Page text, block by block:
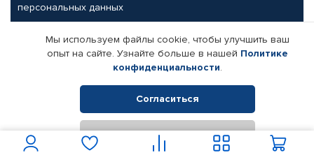
персональных данных
Партнерам
Корпоративным клиентам
Поставщикам
Реквизиты компании
© КАМАЗ ЦЕНТР ДОНЕЦК, 2015-2026. Все права защищены.
Интернет-магазин автомобильных товаров Автопрофи.
Мы используем файлы cookie, чтобы улучшить ваш
опыт на сайте. Узнайте больше в нашей Политике
конфиденциальности.
Согласиться
Отклонить